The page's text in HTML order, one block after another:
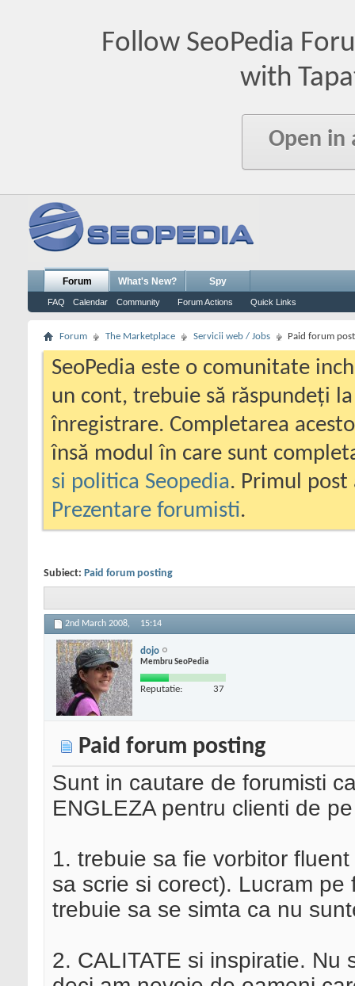
Follow SeoPedia
with
Open in
Forum
FAQ Calendar Community Forum Actions Quick Links
What's New? Spy
Forum The Marketplace Servicii web / Jobs Paid forum
SeoPedia este o comunitate
un cont, trebuie să răspundeți
înregistrare. Completarea
însă modul în care sunt
si politica Seopedia. Primul
Prezentare forumisti.
Subiect: Paid forum posting
2nd March 2008, 15:14
dojo
Membru SeoPedia
Reputatie: 37
Paid forum posting
Sunt in cautare de forumisti
ENGLEZA pentru clienti de
1. trebuie sa fie vorbitor
sa scrie si corect). Lucram
trebuie sa se simta ca nu
2. CALITATE si inspiratie. Nu